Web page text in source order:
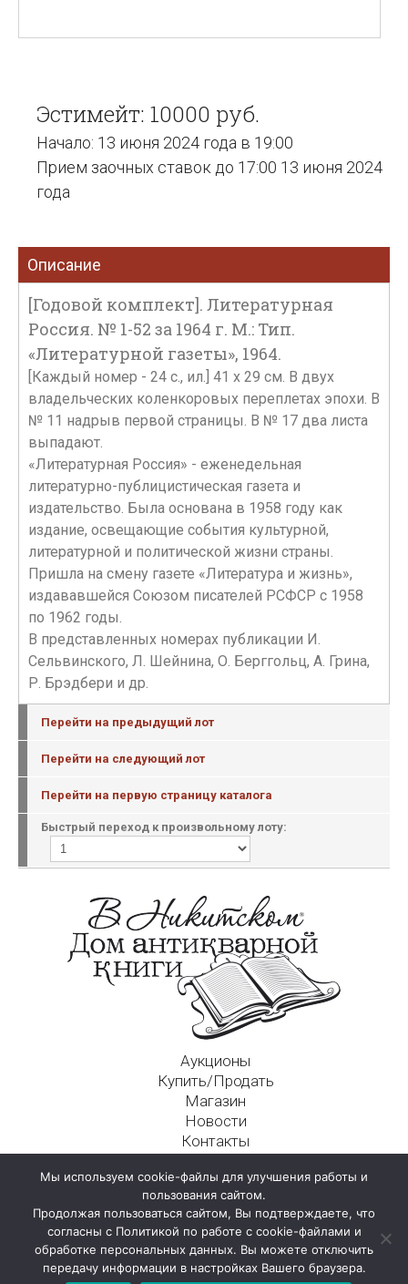
Эстимейт: 10000 руб.
Начало: 13 июня 2024 года в 19:00
Прием заочных ставок до 17:00 13 июня 2024
года
Описание
[Годовой комплект]. Литературная
Россия. № 1-52 за 1964 г. М.: Тип.
«Литературной газеты», 1964.
[Каждый номер - 24 с., ил.] 41 х 29 см. В двух
владельческих коленкоровых переплетах эпохи. В
№ 11 надрыв первой страницы. В № 17 два листа
выпадают.
«Литературная Россия» - еженедельная
литературно-публицистическая газета и
издательство. Была основана в 1958 году как
издание, освещающие события культурной,
литературной и политической жизни страны.
Пришла на смену газете «Литература и жизнь»,
издававшейся Союзом писателей РСФСР с 1958
по 1962 годы.
В представленных номерах публикации И.
Сельвинского, Л. Шейнина, О. Берггольц, А. Грина,
Р. Брэдбери и др.
Перейти на предыдущий лот
Перейти на следующий лот
Перейти на первую страницу каталога
Быстрый переход к произвольному лоту:
Аукционы
Купить/Продать
Магазин
Новости
Контакты
125009, г. Москва, Никитский пер., д. 4а, стр. 1
Мы используем cookie-файлы для улучшения работы и
пользования сайтом.
Продолжая пользоваться сайтом, Вы подтверждаете, что
согласны с Политикой по работе с cookie-файлами и
обработке персональных данных. Вы можете отключить
передачу информации в настройках Вашего браузера.